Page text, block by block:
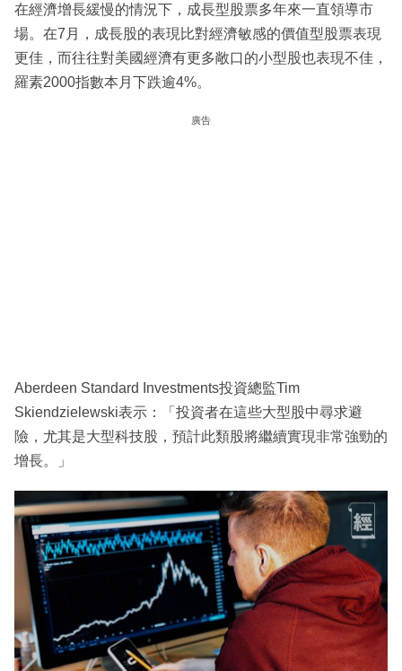
在經濟增長緩慢的情況下，成長型股票多年來一直領導市
場。在7月，成長股的表現比對經濟敏感的價值型股票表現
更佳，而往往對美國經濟有更多敞口的小型股也表現不佳，
羅素2000指數本月下跌逾4%。
廣告
Aberdeen Standard Investments投資總監Tim
Skiendzielewski表示：「投資者在這些大型股中尋求避
險，尤其是大型科技股，預計此類股將繼續實現非常強勁的
增長。」